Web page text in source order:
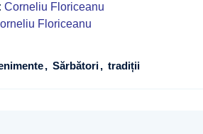
Corneliu Floriceanu
Floriceanu
Sărbători tradiții